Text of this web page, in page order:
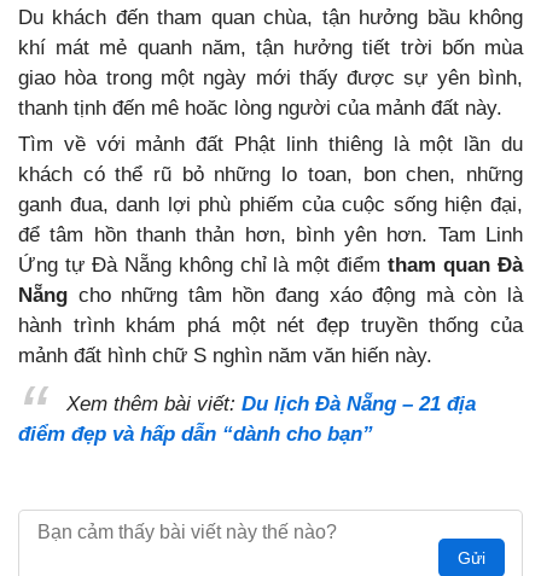
Du khách đến tham quan chùa, tận hưởng bầu không
khí mát mẻ quanh năm, tận hưởng tiết trời bốn mùa
giao hòa trong một ngày mới thấy được sự yên bình,
thanh tịnh đến mê hoăc lòng người của mảnh đất này.
Tìm về với mảnh đất Phật linh thiêng là một lần du
khách có thể rũ bỏ những lo toan, bon chen, những
ganh đua, danh lợi phù phiếm của cuộc sống hiện đại,
để tâm hồn thanh thản hơn, bình yên hơn. Tam Linh
Ứng tự Đà Nẵng không chỉ là một điểmtham quan Đà
Nẵng cho những tâm hồn đang xáo động mà còn là
hành trình khám phá một nét đẹp truyền thống của
mảnh đất hình chữ S nghìn năm văn hiến này.
Xem thêm bài viết: Du lịch Đà Nẵng – 21 địa
điểm đẹp và hấp dẫn “dành cho bạn”
Gửi